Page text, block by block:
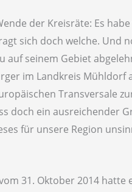
der Kreisräte: Es
sich doch welche. Und
auf seinem Gebiet
im Landkreis Mühldorf
Transversale
doch ein ausreichender
für unsere Region
31. Oktober 2014 hatte